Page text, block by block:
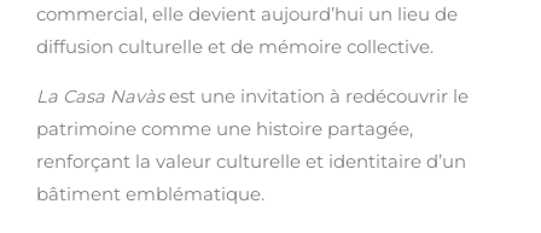
commercial, elle devient aujourd’hui un lieu de
diffusion culturelle et de mémoire collective.
La Casa Navàsest une invitation à redécouvrir le
patrimoine comme une histoire partagée,
renforçant la valeur culturelle et identitaire d’un
bâtiment emblématique.